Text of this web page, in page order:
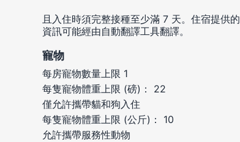
且入住時須完整接種至少滿 7 天。住宿提供的
資訊可能經由自動翻譯工具翻譯。
寵物
每房寵物數量上限 1
每隻寵物體重上限 (磅)： 22
僅允許攜帶貓和狗入住
每隻寵物體重上限 (公斤)： 10
允許攜帶服務性動物